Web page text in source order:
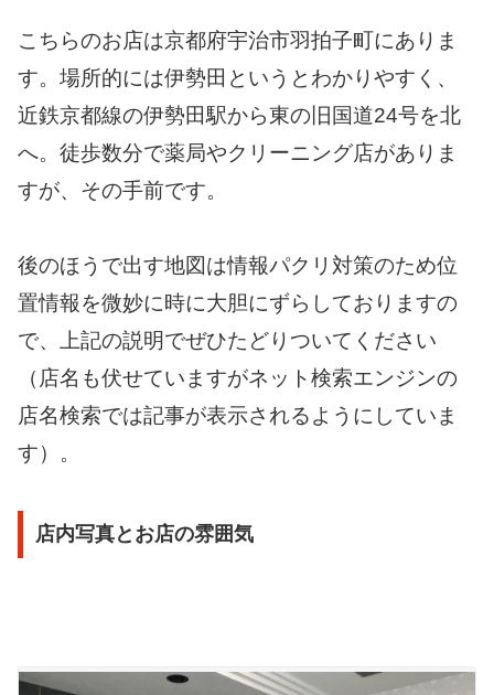
こちらのお店は京都府宇治市羽拍子町にありま
す。場所的には伊勢田というとわかりやすく、
近鉄京都線の伊勢田駅から東の旧国道24号を北
へ。徒歩数分で薬局やクリーニング店がありま
すが、その手前です。
後のほうで出す地図は情報パクリ対策のため位
置情報を微妙に時に大胆にずらしておりますの
で、上記の説明でぜひたどりついてください
（店名も伏せていますがネット検索エンジンの
店名検索では記事が表示されるようにしていま
す）。
店内写真とお店の雰囲気